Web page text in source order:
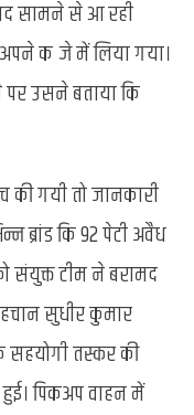
सामने से आ रही
कब्जे में लिया गया।
उसने बताया कि
की गयी तो जानकारी
ब्रांड कि 92 पेटी अवैध
संयुक्त टीम ने बरामद
सुधीर कुमार
तस्कर की
पिकअप वाहन में